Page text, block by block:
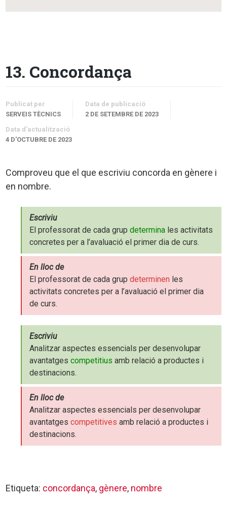
13. Concordança
Publicat per
SERVEIS TÈCNICS
Data de publicació
2 DE SETEMBRE DE 2023
Data d'actualització
4 D'OCTUBRE DE 2023
Comproveu que el que escriviu concorda en gènere i
en nombre.
Escriviu
El professorat de cada grupdetermina les activitats
concretes per a l’avaluació el primer dia de curs.
En lloc de
El professorat de cada grupdeterminen les
activitats concretes per a l’avaluació el primer dia
de curs.
Escriviu
Analitzar aspectes essencials per desenvolupar
avantatgescompetitius amb relació a productes i
destinacions.
En lloc de
Analitzar aspectes essencials per desenvolupar
avantatgescompetitives amb relació a productes i
destinacions.
Etiqueta: concordança, gènere, nombre